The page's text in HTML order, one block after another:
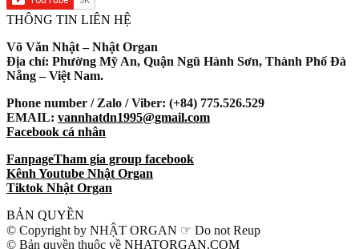
THÔNG TIN LIÊN HỆ
Võ Văn Nhật – Nhật Organ
Địa chỉ: Phường Mỹ An, Quận Ngũ Hành Sơn, Thành Phố Đà
Nẵng – Việt Nam.
Phone number / Zalo / Viber: (+84) 775.526.529
EMAIL: vannhatdn1995@gmail.com
Facebook cá nhân
FanpageTham gia group facebook
Kênh Youtube Nhật Organ
Tiktok Nhật Organ
BẢN QUYỀN
© Copyright by NHẬT ORGAN ☞ Do not Reup
© Bản quyền thuộc về NHATORGAN.COM